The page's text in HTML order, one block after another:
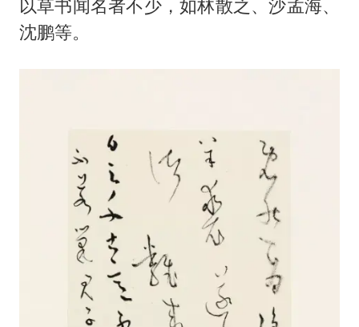
以草书闻名者不少，如林散之、沙孟海、
沈鹏等。